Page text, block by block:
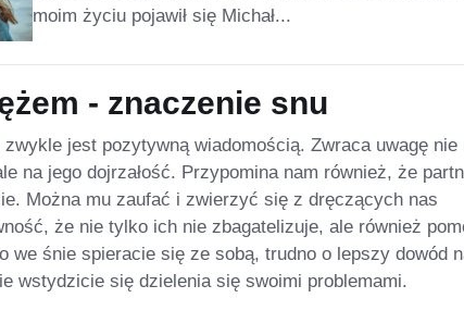
moim życiu pojawił się Michał...
- znaczenie snu
zwykle jest pozytywną wiadomością. Zwraca uwagę nie
na jego dojrzałość. Przypomina nam również, że
Można mu zaufać i zwierzyć się z dręczących nas
że nie tylko ich nie zbagatelizuje, ale również
we śnie spieracie się ze sobą, trudno o lepszy dowód
wstydzicie się dzielenia się swoimi problemami.